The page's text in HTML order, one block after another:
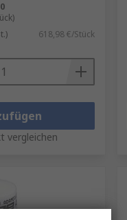
618,98 €/Stück
vergleichen